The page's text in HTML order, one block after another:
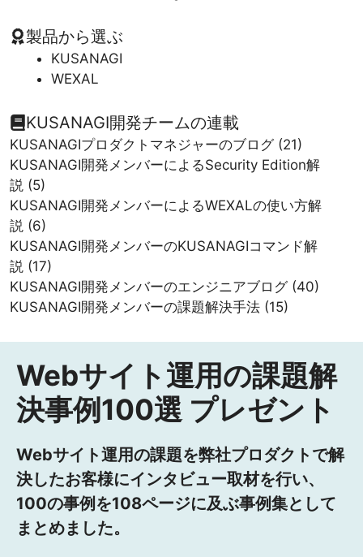
製品から選ぶ
KUSANAGI
WEXAL
KUSANAGI開発チームの連載
KUSANAGIプロダクトマネジャーのブログ(21)
KUSANAGI開発メンバーによるSecurity Edition解
説 (5)
KUSANAGI開発メンバーによるWEXALの使い方解
説 (6)
KUSANAGI開発メンバーのKUSANAGIコマンド解
説 (17)
KUSANAGI開発メンバーのエンジニアブログ(40)
KUSANAGI開発メンバーの課題解決手法 (15)
Webサイト運用の課題解
決事例100選 プレゼント
Webサイト運用の課題を弊社プロダクトで解
決したお客様にインタビュー取材を行い、
100の事例を108ページに及ぶ事例集として
まとめました。